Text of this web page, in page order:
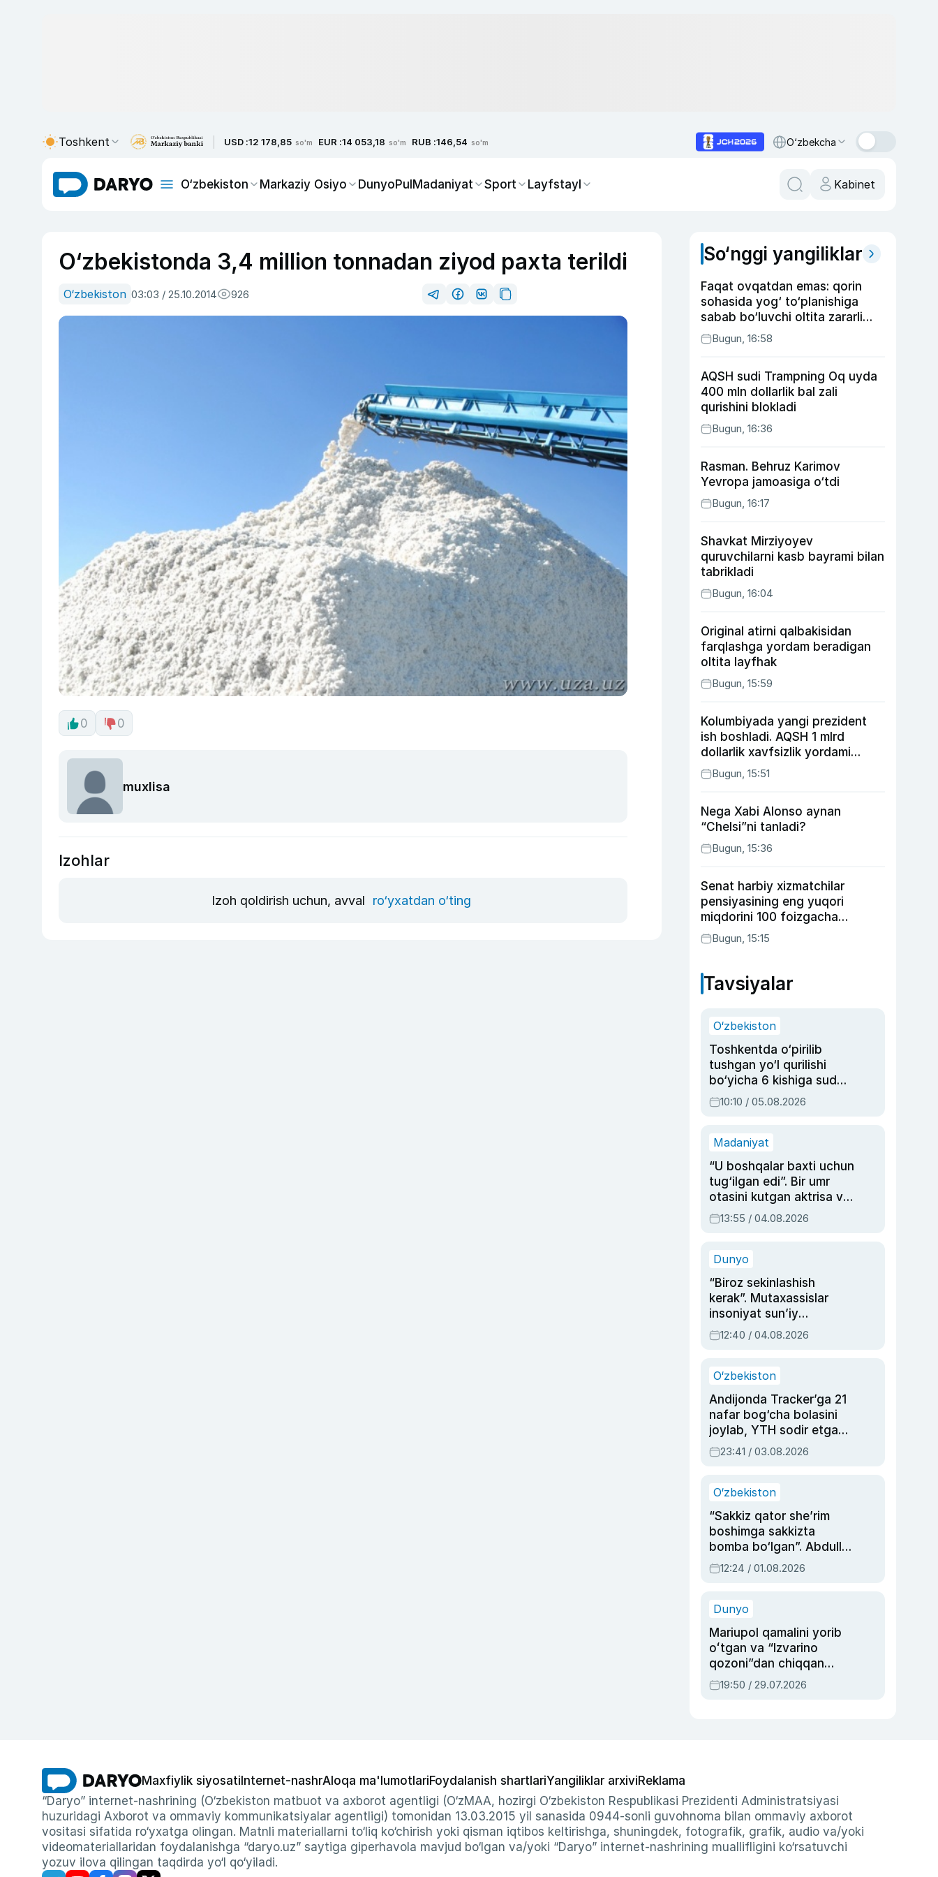
Toshkent USD :12 178,85 so'm EUR :14 053,18 so'm RUB :146,54 so'm O‘zbekcha
O‘zbekiston Markaziy Osiyo DunyoPulMadaniyat Sport Layfstayl Kabinet
O‘zbekistonda 3,4 million tonnadan ziyod paxta terildi
O‘zbekiston 03:03 / 25.10.2014 926
0 0
muxlisa
Izohlar
Izoh qoldirish uchun, avval ro‘yxatdan o‘ting
So‘nggi yangiliklar
Faqat ovqatdan emas: qorin
sohasida yog‘ to‘planishiga
sabab bo‘luvchi oltita zararli
odatBugun, 16:58
AQSH sudi Trampning Oq uyda
400 mln dollarlik bal zali
qurishini blokladi
Bugun, 16:36
Rasman. Behruz Karimov
Yevropa jamoasiga o‘tdi
Bugun, 16:17
Shavkat Mirziyoyev
quruvchilarni kasb bayrami bilan
tabrikladi
Bugun, 16:04
Original atirni qalbakisidan
farqlashga yordam beradigan
oltita layfhak
Bugun, 15:59
Kolumbiyada yangi prezident
ish boshladi. AQSH 1 mlrd
dollarlik xavfsizlik yordami
bermoqchi
Bugun, 15:51
Nega Xabi Alonso aynan
“Chelsi”ni tanladi?
Bugun, 15:36
Senat harbiy xizmatchilar
pensiyasining eng yuqori
miqdorini 100 foizgacha
oshirishni nazarda tutuvchi
qonunni ma’qulladi
Bugun, 15:15
Tavsiyalar
O‘zbekiston
Toshkentda o‘pirilib
tushgan yo‘l qurilishi
bo‘yicha 6 kishiga sud
hukmi o‘qildi
10:10 / 05.08.2026
Madaniyat
“U boshqalar baxti uchun
tug‘ilgan edi”. Bir umr
otasini kutgan aktrisa va
dublyaj ustasi Rimma
Ahmedovaning
13:55 / 04.08.2026
Dunyo
“Biroz sekinlashish
kerak”. Mutaxassislar
insoniyat sun’iy
intellektni boshqara
olmay qolishidan xavotir
12:40 / 04.08.2026
O‘zbekiston
Andijonda Tracker’ga 21
nafar bog‘cha bolasini
joylab, YTH sodir etgan
ayolga sud hukmi o‘qildi
23:41 / 03.08.2026
O‘zbekiston
“Sakkiz qator she’rim
boshimga sakkizta
bomba bo‘lgan”. Abdulla
Oripovni siyosiy
ayblovlardan asrab
12:24 / 01.08.2026
Dunyo
Mariupol qamalini yorib
oʻtgan va “Izvarino
qozoni”dan chiqqan
qahramon — Ukraina
armiyasi bosh
19:50 / 29.07.2026
Maxfiylik siyosati Internet-nashrAloqa ma'lumotlariFoydalanish shartlariYangiliklar arxiviReklama
“Daryo” internet-nashrining (O‘zbekiston matbuot va axborot agentligi (O‘zMAA, hozirgi O‘zbekiston Respublikasi Prezidenti Administratsiyasi
huzuridagi Axborot va ommaviy kommunikatsiyalar agentligi) tomonidan 13.03.2015 yil sanasida 0944-sonli guvohnoma bilan ommaviy axborot
vositasi sifatida ro‘yxatga olingan. Matnli materiallarni to‘liq ko‘chirish yoki qisman iqtibos keltirishga, shuningdek, fotografik, grafik, audio va/yoki
videomateriallaridan foydalanishga “daryo.uz” saytiga giperhavola mavjud bo‘lgan va/yoki “Daryo” internet-nashrining muallifligini ko‘rsatuvchi
yozuv ilova qilingan taqdirda yo‘l qo‘yiladi.